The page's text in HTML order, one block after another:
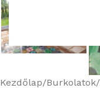
Kezdőlap Burkolatok